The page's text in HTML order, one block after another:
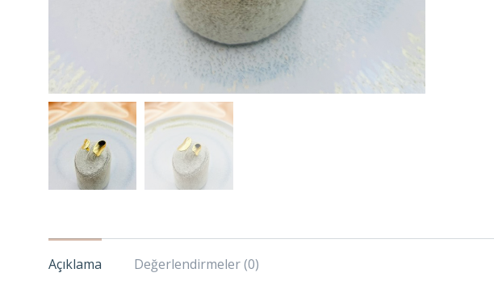
Açıklama Değerlendirmeler (0)